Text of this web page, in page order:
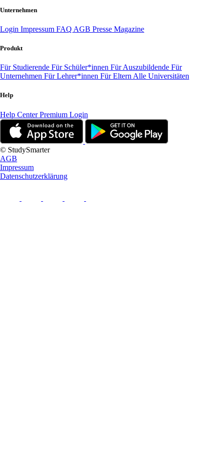
Unternehmen
Login Impressum FAQ AGB Presse Magazine
Produkt
Für Studierende Für Schüler*innen Für Auszubildende Für
Unternehmen Für Lehrer*innen Für Eltern Alle Universitäten
Help
Help CenterPremium Login
© StudySmarter
AGB
Impressum
Datenschutzerklärung